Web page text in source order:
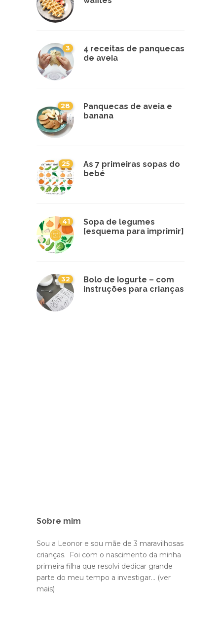
3
4 receitas de panquecas
de aveia
28
Panquecas de aveia e
banana
25
As 7 primeiras sopas do
bebé
41
Sopa de legumes
[esquema para imprimir]
32
Bolo de Iogurte – com
instruções para crianças
Sobre mim
Sou a Leonor e sou mãe de 3 maravilhosas
crianças. Foi com o nascimento da minha
primeira filha que resolvi dedicar grande
parte do meu tempo a investigar... (ver
mais)